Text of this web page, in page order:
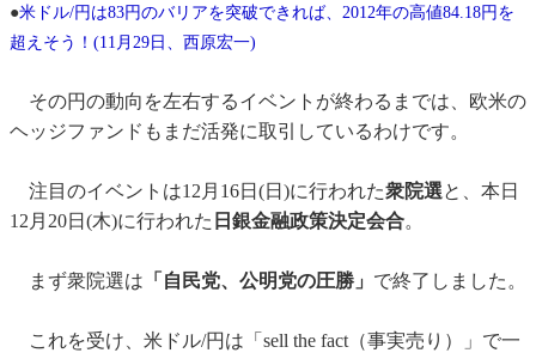
●米ドル/円は83円のバリアを突破できれば、2012年の高値84.18円を
超えそう！(11月29日、西原宏一)
その円の動向を左右するイベントが終わるまでは、欧米の
ヘッジファンドもまだ活発に取引しているわけです。
注目のイベントは12月16日(日)に行われた衆院選と、本日
12月20日(木)に行われた 日銀金融政策決定会合。
まず衆院選は 「自民党、公明党の圧勝」 で終了しました。
これを受け、米ドル/円は「sell the fact（事実売り）」で一